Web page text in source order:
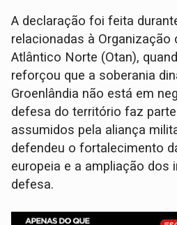
A declaração foi feita
relacionadas à Organização
Atlântico Norte (Otan),
reforçou que a soberania
Groenlândia não está em
defesa do território faz
assumidos pela aliança
defendeu o fortalecimento
europeia e a ampliação dos
defesa.